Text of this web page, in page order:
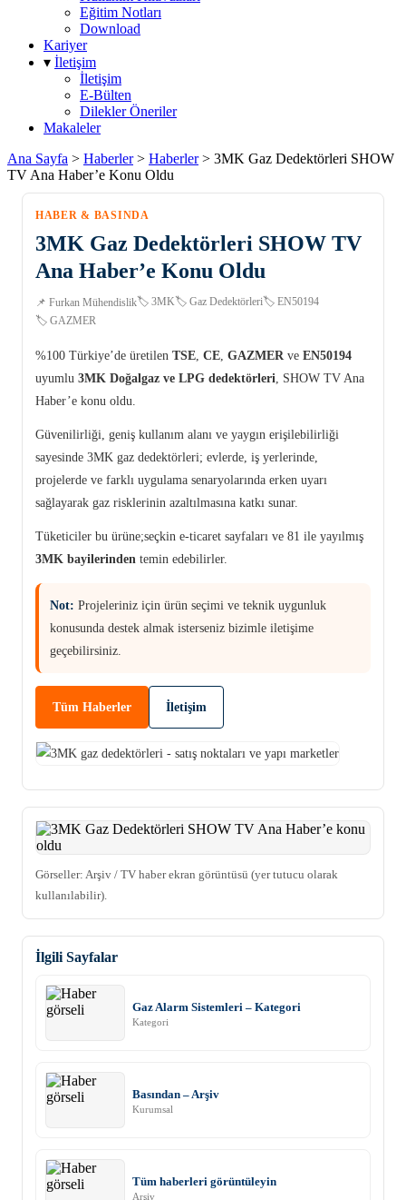
Eğitim Notları
Download
Kariyer
▾ İletişim
İletişim
E-Bülten
Dilekler Öneriler
Makaleler
Ana Sayfa > Haberler > Haberler > 3MK Gaz Dedektörleri SHOW
TV Ana Haber’e Konu Oldu
HABER & BASINDA
3MK Gaz Dedektörleri SHOW TV
Ana Haber’e Konu Oldu
📌 Furkan Mühendislik🏷️ 3MK🏷️ Gaz Dedektörleri🏷️ EN50194
🏷️ GAZMER
%100 Türkiye’de üretilen TSE, CE, GAZMERve EN50194
uyumlu 3MK Doğalgaz ve LPG dedektörleri, SHOW TV Ana
Haber’e konu oldu.
Güvenilirliği, geniş kullanım alanı ve yaygın erişilebilirliği
sayesinde 3MK gaz dedektörleri; evlerde, iş yerlerinde,
projelerde ve farklı uygulama senaryolarında erken uyarı
sağlayarak gaz risklerinin azaltılmasına katkı sunar.
Tüketiciler bu ürüne;seçkin e-ticaret sayfaları ve 81 ile yayılmış
3MK bayilerinden temin edebilirler.
Not: Projeleriniz için ürün seçimi ve teknik uygunluk
konusunda destek almak isterseniz bizimle iletişime
geçebilirsiniz.
Tüm Haberler İletişim
Görseller: Arşiv / TV haber ekran görüntüsü (yer tutucu olarak
kullanılabilir).
İlgili Sayfalar
Gaz Alarm Sistemleri – Kategori
Kategori
Basından – Arşiv
Kurumsal
Tüm haberleri görüntüleyin
Arşiv